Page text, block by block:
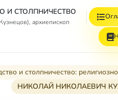
И СТОЛПНИЧЕСТВО
архиепископ
и столпничество:
НИКОЛАЙ НИКОЛАЕВИЧ